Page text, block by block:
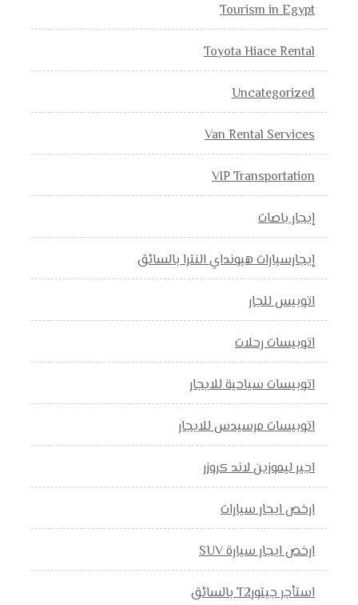
Tourism in Egypt
Toyota Hiace Rental
Uncategorized
Van Rental Services
VIP Transportation
إيجار باصات
إيجارسيارات هيونداي النترا بالسائق
اتوبيس للجار
اتوبيسات رحلات
اتوبيسات سياحية للايجار
اتوبيسات مرسيدس للايجار
اجير ليموزين لاند كروزر
ارخص ايجار سيارات
ارخص ايجار سيارة SUV
استأجر جيتورT2 بالسائق